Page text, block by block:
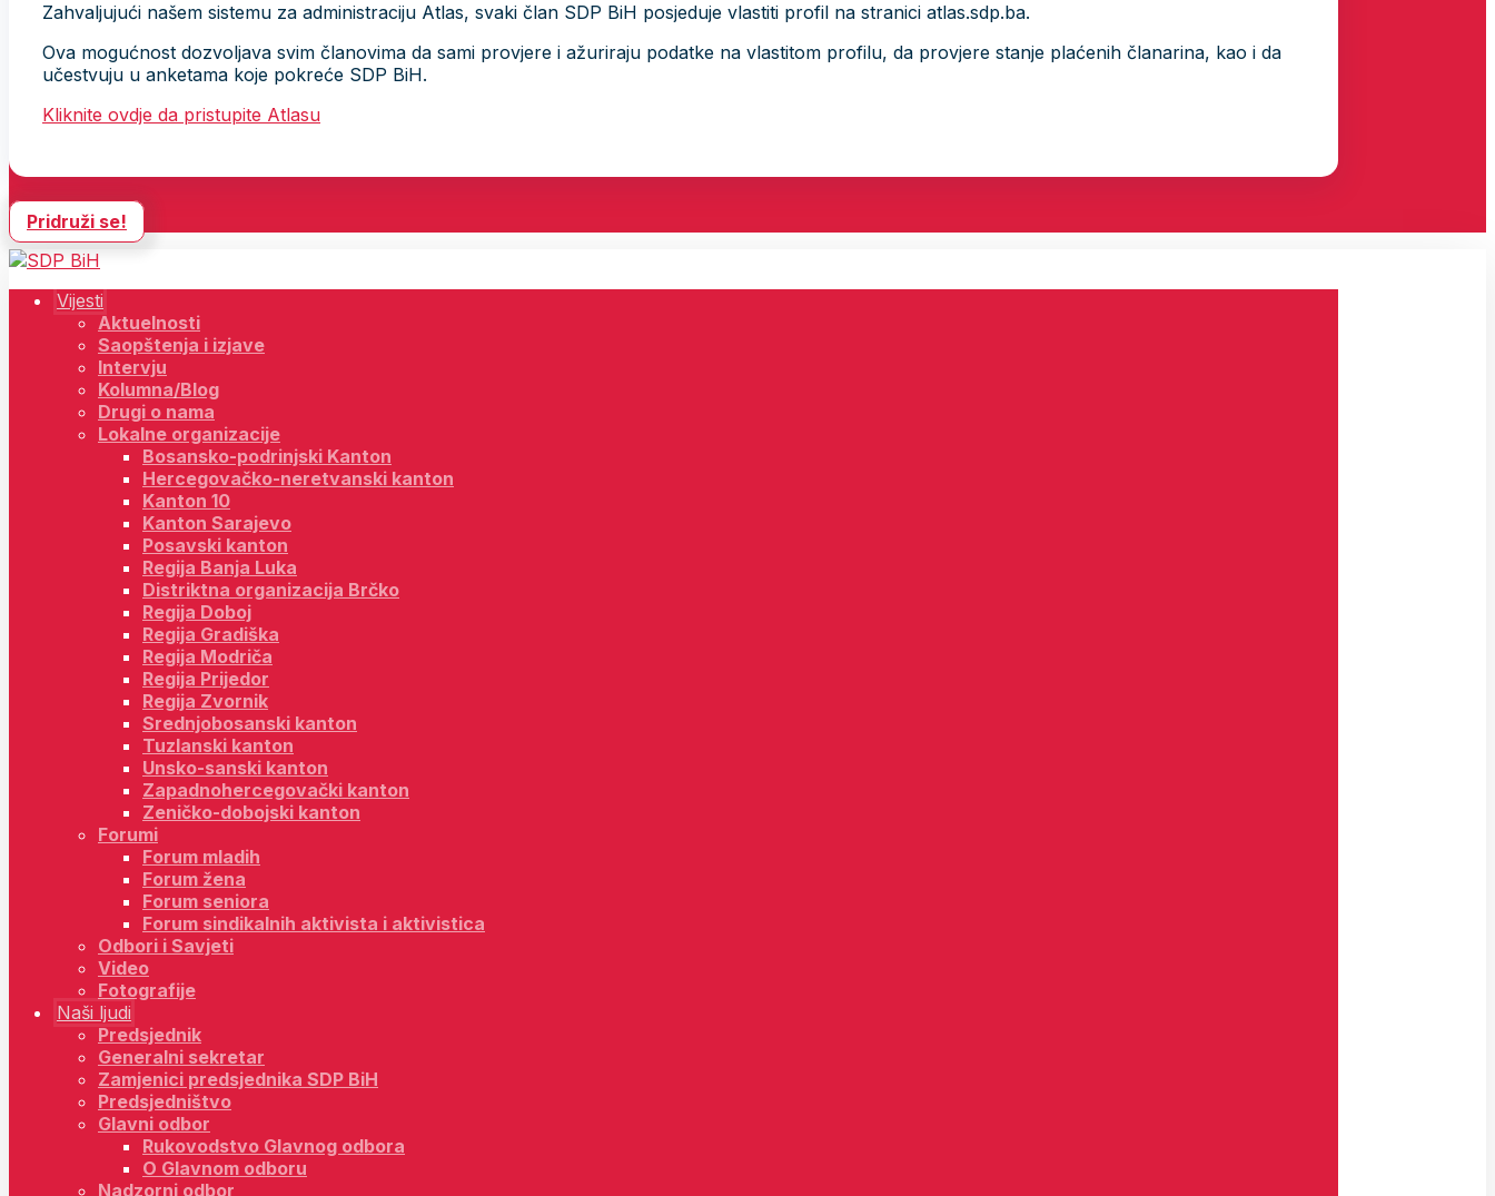
Zahvaljujući našem sistemu za administraciju Atlas, svaki član SDP BiH posjeduje vlastiti profil na stranici atlas.sdp.ba.
Ova mogućnost dozvoljava svim članovima da sami provjere i ažuriraju podatke na vlastitom profilu, da provjere stanje plaćenih članarina, kao i da
učestvuju u anketama koje pokreće SDP BiH.
Kliknite ovdje da pristupite Atlasu
Pridruži se!
Vijesti
Aktuelnosti
Saopštenja i izjave
Intervju
Kolumna/Blog
Drugi o nama
Lokalne organizacije
Bosansko-podrinjski Kanton
Hercegovačko-neretvanski kanton
Kanton 10
Kanton Sarajevo
Posavski kanton
Regija Banja Luka
Distriktna organizacija Brčko
Regija Doboj
Regija Gradiška
Regija Modriča
Regija Prijedor
Regija Zvornik
Srednjobosanski kanton
Tuzlanski kanton
Unsko-sanski kanton
Zapadnohercegovački kanton
Zeničko-dobojski kanton
Forumi
Forum mladih
Forum žena
Forum seniora
Forum sindikalnih aktivista i aktivistica
Odbori i Savjeti
Video
Fotografije
Naši ljudi
Predsjednik
Generalni sekretar
Zamjenici predsjednika SDP BiH
Predsjedništvo
Glavni odbor
Rukovodstvo Glavnog odbora
O Glavnom odboru
Nadzorni odbor